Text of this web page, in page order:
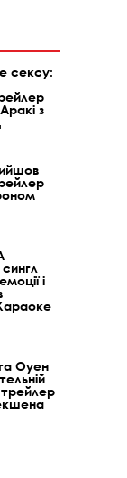
сексу:
з
і
Оуен